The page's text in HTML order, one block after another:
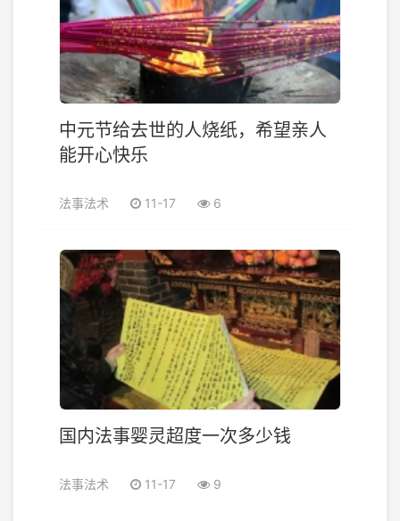
中元节给去世的人烧纸，希望亲人
能开心快乐
法事法术 11-17 6
国内法事婴灵超度一次多少钱
法事法术 11-17 9